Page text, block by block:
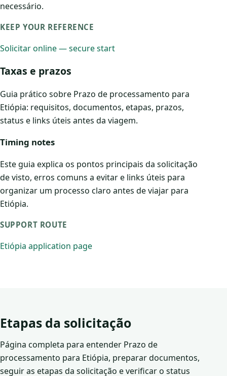
necessário.
KEEP YOUR REFERENCE
Solicitar online — secure start
Taxas e prazos
Guia prático sobre Prazo de processamento para
Etiópia: requisitos, documentos, etapas, prazos,
status e links úteis antes da viagem.
Timing notes
Este guia explica os pontos principais da solicitação
de visto, erros comuns a evitar e links úteis para
organizar um processo claro antes de viajar para
Etiópia.
SUPPORT ROUTE
Etiópia application page
Etapas da solicitação
Página completa para entender Prazo de
processamento para Etiópia, preparar documentos,
seguir as etapas da solicitação e verificar o status